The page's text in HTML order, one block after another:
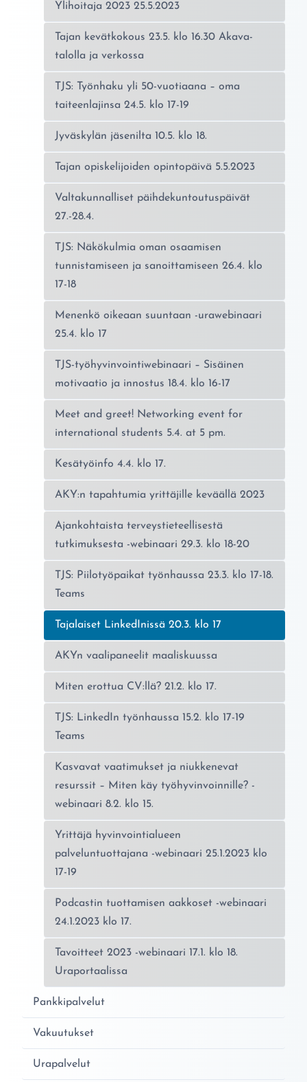
Ylihoitaja 2023 25.5.2023
Tajan kevätkokous 23.5. klo 16.30 Akava-
talolla ja verkossa
TJS: Työnhaku yli 50-vuotiaana – oma
taiteenlajinsa 24.5. klo 17-19
Jyväskylän jäsenilta 10.5. klo 18.
Tajan opiskelijoiden opintopäivä 5.5.2023
Valtakunnalliset päihdekuntoutuspäivät
27.-28.4.
TJS: Näkökulmia oman osaamisen
tunnistamiseen ja sanoittamiseen 26.4. klo
17-18
Menenkö oikeaan suuntaan -urawebinaari
25.4. klo 17
TJS-työhyvinvointiwebinaari – Sisäinen
motivaatio ja innostus 18.4. klo 16-17
Meet and greet! Networking event for
international students 5.4. at 5 pm.
Kesätyöinfo 4.4. klo 17.
AKY:n tapahtumia yrittäjille keväällä 2023
Ajankohtaista terveystieteellisestä
tutkimuksesta -webinaari 29.3. klo 18-20
TJS: Piilotyöpaikat työnhaussa 23.3. klo 17-18.
Teams
Nykyinen sivu:
Tajalaiset LinkedInissä 20.3. klo 17
AKYn vaalipaneelit maaliskuussa
Miten erottua CV:llä? 21.2. klo 17.
TJS: LinkedIn työnhaussa 15.2. klo 17-19
Teams
Kasvavat vaatimukset ja niukkenevat
resurssit – Miten käy työhyvinvoinnille? -
webinaari 8.2. klo 15.
Yrittäjä hyvinvointialueen
palveluntuottajana -webinaari 25.1.2023 klo
17-19
Podcastin tuottamisen aakkoset -webinaari
24.1.2023 klo 17.
Tavoitteet 2023 -webinaari 17.1. klo 18.
Uraportaalissa
Pankkipalvelut
Vakuutukset
Urapalvelut